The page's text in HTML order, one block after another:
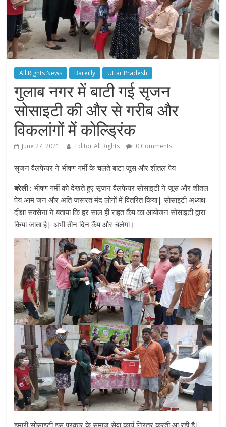
All Rights News Bareilly Uttar Pradesh
गुलाब नगर में बाटी गई सृजन
सोसाइटी की और से गरीब और
विकलांगों में कोल्ड्रिंक
June 27, 2021 Editor All Rights 0 Comments
सृजन वैलफेयर ने भीषण गर्मी के चलते बांटा जूस और शीतल पेय
बरेली : भीषण गर्मी को देखते हुए सृजन वैलफेयर सोसाइटी ने जूस और शीतल
पेय आम जन और अति जरूरत मंद लोगों में वितरित किया| सोसाइटी अध्यक्ष
दीक्षा सक्सेना ने बताया कि हर साल ही राहत कैंप का आयोजन सोसाइटी द्वारा
किया जाता है| अभी तीन दिन कैंप और चलेगा।